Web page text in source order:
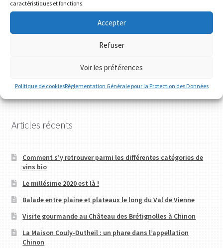
caractéristiques et fonctions.
Accepter
Refuser
Voir les préférences
Politique de cookiesRèglementation Générale pour la Protection des Données
6 résultats affichés
Articles récents
Comment s’y retrouver parmi les différentes catégories de
vins bio
Le millésime 2020 est là !
Balade entre plaine et plateaux le long du Val de Vienne
Visite gourmande au Château des Brétignolles à Chinon
La Maison Couly-Dutheil : un phare dans l’appellation
Chinon